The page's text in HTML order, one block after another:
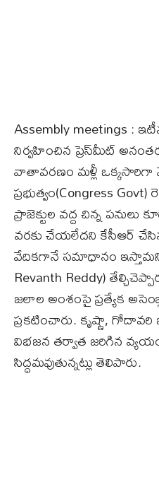
Assembly meetings :
నిర్వహించిన ప్రెస్‌మీట్
వాతావరణం మళ్లీ ఒక్కసారిగా
ప్రభుత్వం(Congress
ప్రాజెక్టుల వద్ద చిన్న
వరకు చేయలేదని కేసీఆర్
వేదికగానే సమాధానం ఇస్తామని
Revanth Reddy)
జలాల అంశంపై ప్రత్యేక
ప్రకటించారు. కృష్ణా,
విభజన తర్వాత జరిగిన
సిద్ధమవుతున్నట్లు తెలిపారు.